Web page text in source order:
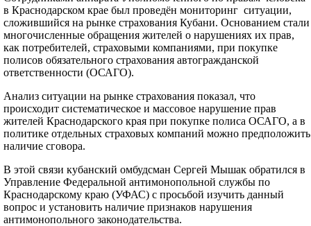
в Краснодарском крае был проведён мониторинг ситуации,
сложившийся на рынке страхования Кубани. Основанием стали
многочисленные обращения жителей о нарушениях их прав,
как потребителей, страховыми компаниями, при покупке
полисов обязательного страхования автогражданской
ответственности (ОСАГО).
Анализ ситуации на рынке страхования показал, что
происходит систематическое и массовое нарушение прав
жителей Краснодарского края при покупке полиса ОСАГО, а в
политике отдельных страховых компаний можно предположить
наличие сговора.
В этой связи кубанский омбудсман Сергей Мышак обратился в
Управление Федеральной антимонопольной службы по
Краснодарскому краю (УФАС) с просьбой изучить данный
вопрос и установить наличие признаков нарушения
антимонопольного законодательства.